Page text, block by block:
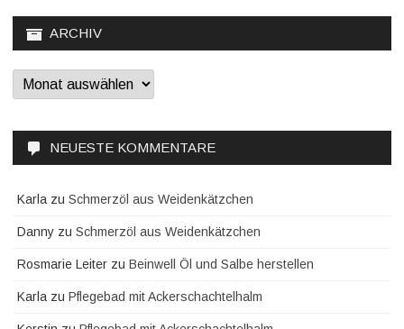
ARCHIV
Archiv
NEUESTE KOMMENTARE
Karla zu Schmerzöl aus Weidenkätzchen
Danny zu Schmerzöl aus Weidenkätzchen
Rosmarie Leiter zu Beinwell Öl und Salbe herstellen
Karla zu Pflegebad mit Ackerschachtelhalm